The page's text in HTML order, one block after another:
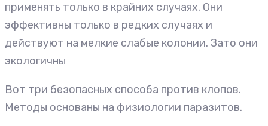
применять только в крайних случаях. Они
эффективны только в редких случаях и
действуют на мелкие слабые колонии. Зато они
экологичны
Вот три безопасных способа против клопов.
Методы основаны на физиологии паразитов.